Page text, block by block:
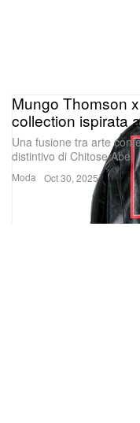
Moda
Mungo Thomson
collection ispirata
Una fusione tra arte
distintivo di Chitose Abe.
Oct 30, 2025